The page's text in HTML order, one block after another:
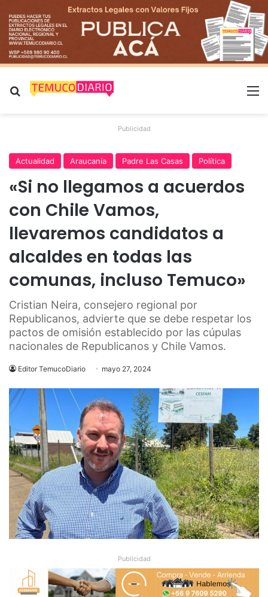
Buscar por
Publicidad
Actualidad Araucanía Padre Las Casas Política
«Si no llegamos a acuerdos
con Chile Vamos,
llevaremos candidatos a
alcaldes en todas las
comunas, incluso Temuco»
Cristian Neira, consejero regional por
Republicanos, advierte que se debe respetar los
pactos de omisión establecido por las cúpulas
nacionales de Republicanos y Chile Vamos.
Editor TemucoDiario mayo 27, 2024
Publicidad